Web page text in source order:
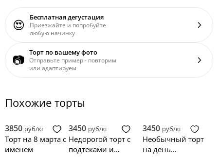
😍 Бесплатная дегустация
Приезжайте и попробуйте
любую начинку
📷 Торт по вашему фото
Отправьте пример - повторим
или адаптируем
Похожие торты
3850 руб/кг
Торт на 8 марта с
именем
3450 руб/кг
Недорогой торт с
подтеками и
3450 руб/кг
Необычный торт
на день